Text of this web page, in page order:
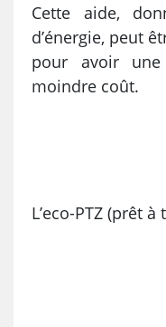
Cette aide,
d’énergie, peut
pour avoir
moindre coût.
L’eco-PTZ (prêt à